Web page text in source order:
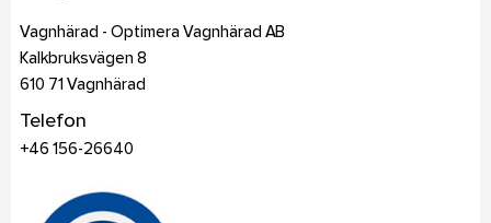
Vagnhärad - Optimera Vagnhärad AB
Kalkbruksvägen 8
610 71 Vagnhärad
Telefon
+46 156-26640